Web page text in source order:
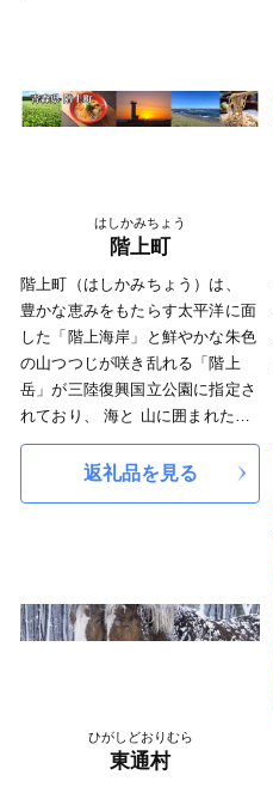
339号「竜泊ライン」や権現崎
対照的な性格を持つ2つの地域は
性を生かし1つの「中泊町」とし
て歩みを進めています。
「大地の恵と海の幸 心ひとつに
希望のまち」中泊町をよろしくお
願いいたします。
はしかみちょう
階上町
階上町（はしかみちょう）は、
豊かな恵みをもたらす太平洋に面
した「階上海岸」と鮮やかな朱色
の山つつじが咲き乱れる「階上
岳」が三陸復興国立公園に指定さ
れており、 海と 山に囲まれた自
然豊かな町であります。
また、 多くの縄文遺跡が点在
し、 信仰の地として1290年以上
郷」と呼ばれています。特産品は
『いちご煮』『階上早生そば』な
近年では八戸のベッドタウンとし
ても重要な役割を果たし、 週末
返礼品を見る
ひがしどおりむら
東通村